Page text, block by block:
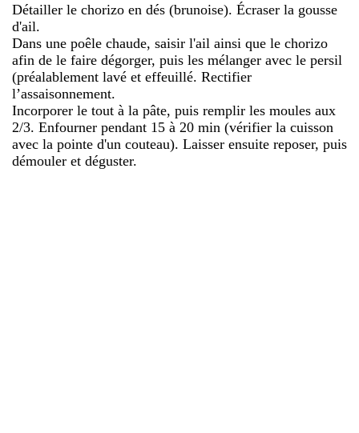
Détailler le chorizo en dés (brunoise). Écraser la gousse
d'ail.
Dans une poêle chaude, saisir l'ail ainsi que le chorizo
afin de le faire dégorger, puis les mélanger avec le persil
(préalablement lavé et effeuillé. Rectifier
l’assaisonnement.
Incorporer le tout à la pâte, puis remplir les moules aux
2/3. Enfourner pendant 15 à 20 min (vérifier la cuisson
avec la pointe d'un couteau). Laisser ensuite reposer, puis
démouler et déguster.